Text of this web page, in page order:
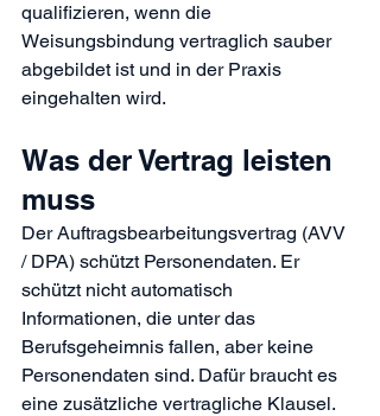
qualifizieren, wenn die
Weisungsbindung vertraglich sauber
abgebildet ist und in der Praxis
eingehalten wird.
Was der Vertrag leisten
muss
Der Auftragsbearbeitungsvertrag (AVV
/ DPA) schützt Personendaten. Er
schützt nicht automatisch
Informationen, die unter das
Berufsgeheimnis fallen, aber keine
Personendaten sind. Dafür braucht es
eine zusätzliche vertragliche Klausel.